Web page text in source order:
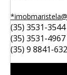
(35) 3531-3544
(35) 3531-4967
(35) 9 8841-